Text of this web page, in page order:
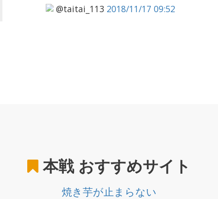
@taitai_113 2018/11/17 09:52
本戦おすすめサイト
焼き芋が止まらない